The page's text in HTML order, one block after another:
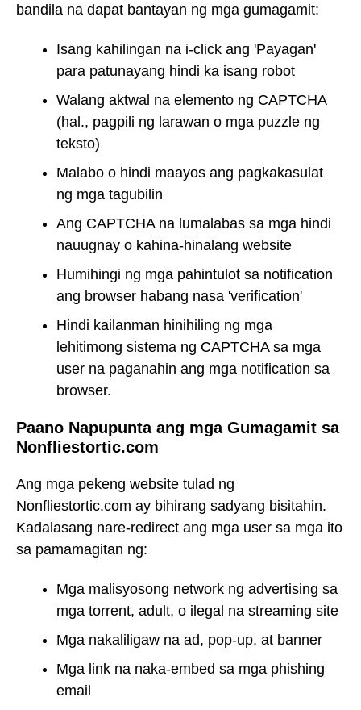
bandila na dapat bantayan ng mga gumagamit:
Isang kahilingan na i-click ang 'Payagan'
para patunayang hindi ka isang robot
Walang aktwal na elemento ng CAPTCHA
(hal., pagpili ng larawan o mga puzzle ng
teksto)
Malabo o hindi maayos ang pagkakasulat
ng mga tagubilin
Ang CAPTCHA na lumalabas sa mga hindi
nauugnay o kahina-hinalang website
Humihingi ng mga pahintulot sa notification
ang browser habang nasa 'verification'
Hindi kailanman hinihiling ng mga
lehitimong sistema ng CAPTCHA sa mga
user na paganahin ang mga notification sa
browser.
Paano Napupunta ang mga Gumagamit sa
Nonfliestortic.com
Ang mga pekeng website tulad ng
Nonfliestortic.com ay bihirang sadyang bisitahin.
Kadalasang nare-redirect ang mga user sa mga ito
sa pamamagitan ng:
Mga malisyosong network ng advertising sa
mga torrent, adult, o ilegal na streaming site
Mga nakaliligaw na ad, pop-up, at banner
Mga link na naka-embed sa mga phishing
email